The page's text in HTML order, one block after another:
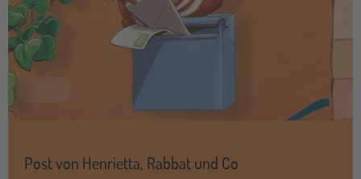
Post von Henrietta, Rabbat und Co